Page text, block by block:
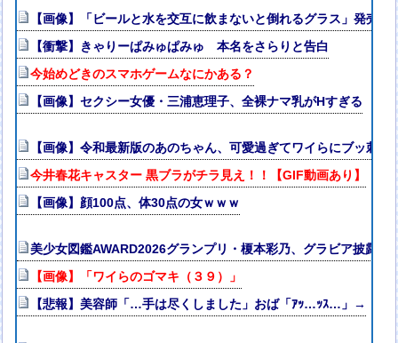
【画像】「ビールと水を交互に飲まないと倒れるグラス」発売
【衝撃】きゃりーぱみゅぱみゅ 本名をさらりと告白
今始めどきのスマホゲームなにかある？
【画像】セクシー女優・三浦恵理子、全裸ナマ乳がHすぎる
【画像】令和最新版のあのちゃん、可愛過ぎてワイらにブッ刺
今井春花キャスター 黒ブラがチラ見え！！【GIF動画あり】
【画像】顔100点、体30点の女ｗｗｗ
美少女図鑑AWARD2026グランプリ・榎本彩乃、グラビア披露！
【画像】「ワイらのゴマキ（３９）」
【悲報】美容師「…手は尽くしました」おば「ｱｯ…ｯｽ…」→